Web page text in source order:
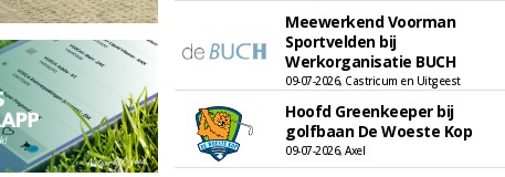
Meewerkend Voorman
Sportvelden bij
Werkorganisatie BUCH
09-07-2026, Castricum en Uitgeest
Hoofd Greenkeeper bij
golfbaan De Woeste Kop
09-07-2026, Axel